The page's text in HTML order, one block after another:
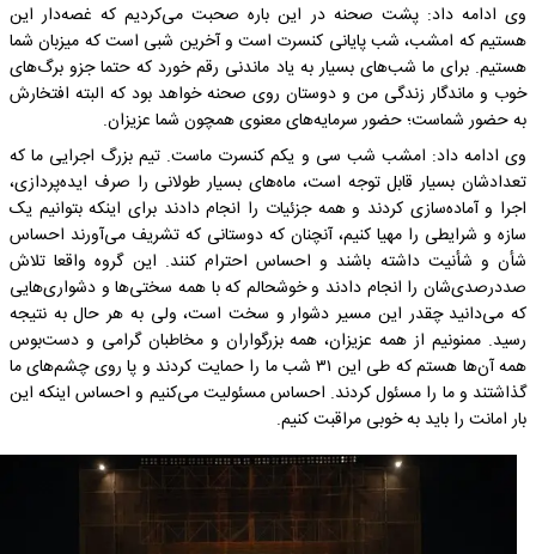
وی ادامه داد: پشت صحنه در این باره صحبت می‌کردیم که غصه‌دار این
هستیم که امشب، شب پایانی کنسرت است و آخرین شبی است که میزبان شما
هستیم. برای ما شب‌های بسیار به یاد ماندنی رقم خورد که حتما جزو برگ‌های
خوب و ماندگار زندگی من و دوستان روی صحنه خواهد بود که البته افتخارش
به حضور شماست؛ حضور سرمایه‌های معنوی همچون شما عزیزان.
وی ادامه داد: امشب شب سی و یکم کنسرت ماست. تیم بزرگ اجرایی ما که
تعدادشان بسیار قابل توجه است، ماه‌های بسیار طولانی را صرف ایده‌پردازی،
اجرا و آماده‌سازی کردند و همه جزئیات را انجام دادند برای اینکه بتوانیم یک
سازه و شرایطی را مهیا کنیم، آنچنان که دوستانی که تشریف می‌آورند احساس
شأن و شأنیت داشته باشند و احساس احترام کنند. این گروه واقعا تلاش
صددرصدی‌شان را انجام دادند و خوشحالم که با همه سختی‌ها و دشواری‌هایی
که می‌دانید چقدر این مسیر دشوار و سخت است، ولی به هر حال به نتیجه
رسید. ممنونیم از همه عزیزان، همه بزرگواران و مخاطبان گرامی و دست‌بوس
همه آن‌ها هستم که طی این ۳۱ شب ما را حمایت کردند و پا روی چشم‌های ما
گذاشتند و ما را مسئول کردند. احساس مسئولیت می‌کنیم و احساس اینکه این
بار امانت را باید به خوبی مراقبت کنیم.